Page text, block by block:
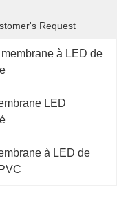
Request
à LED de
LED
à LED de